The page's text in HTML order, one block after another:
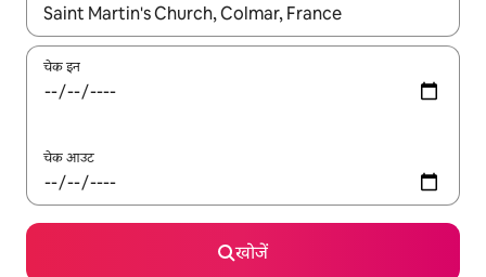
नतीजों के उपलब्ध होने पर, अप और डाउन 'ऐरो की' का इस्तेमाल करके नेविगेट
चेक इन
चेक आउट
खोजें